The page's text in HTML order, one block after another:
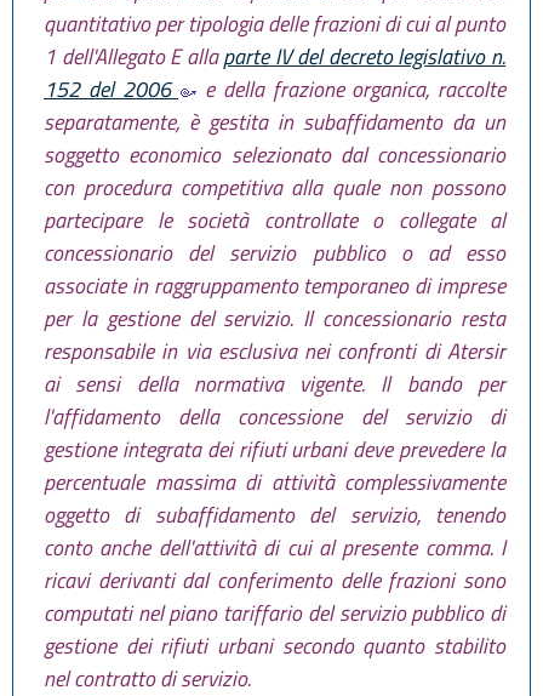
quantitativo per tipologia delle frazioni di cui al punto
1 dell'Allegato E allaparte IV del decreto legislativo n.
152 del 2006
e della frazione organica, raccolte
separatamente, è gestita in subaffidamento da un
soggetto economico selezionato dal concessionario
con procedura competitiva alla quale non possono
partecipare le società controllate o collegate al
concessionario del servizio pubblico o ad esso
associate in raggruppamento temporaneo di imprese
per la gestione del servizio. Il concessionario resta
responsabile in via esclusiva nei confronti di Atersir
ai sensi della normativa vigente. Il bando per
l'affidamento della concessione del servizio di
gestione integrata dei rifiuti urbani deve prevedere la
percentuale massima di attività complessivamente
oggetto di subaffidamento del servizio, tenendo
conto anche dell'attività di cui al presente comma. I
ricavi derivanti dal conferimento delle frazioni sono
computati nel piano tariffario del servizio pubblico di
gestione dei rifiuti urbani secondo quanto stabilito
nel contratto di servizio.